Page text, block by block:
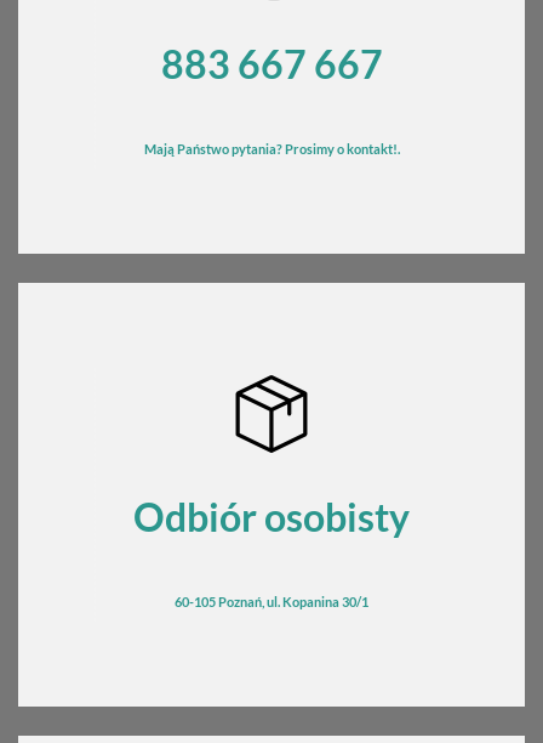
883 667 667
Mają Państwo pytania? Prosimy o kontakt!.
Odbiór osobisty
60-105 Poznań, ul. Kopanina 30/1